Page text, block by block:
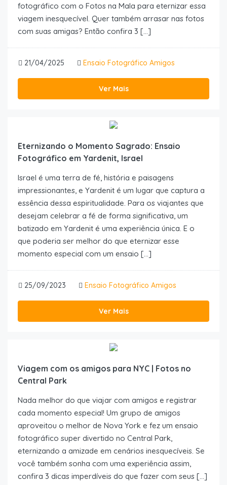
fotográfico com o Fotos na Mala para eternizar essa
viagem inesquecível. Quer também arrasar nas fotos
com suas amigas? Então confira 3 […]
21/04/2025 Ensaio Fotográfico Amigos
Ver Mais
Eternizando o Momento Sagrado: Ensaio
Fotográfico em Yardenit, Israel
Israel é uma terra de fé, história e paisagens
impressionantes, e Yardenit é um lugar que captura a
essência dessa espiritualidade. Para os viajantes que
desejam celebrar a fé de forma significativa, um
batizado em Yardenit é uma experiência única. E o
que poderia ser melhor do que eternizar esse
momento especial com um ensaio […]
25/09/2023 Ensaio Fotográfico Amigos
Ver Mais
Viagem com os amigos para NYC | Fotos no
Central Park
Nada melhor do que viajar com amigos e registrar
cada momento especial! Um grupo de amigos
aproveitou o melhor de Nova York e fez um ensaio
fotográfico super divertido no Central Park,
eternizando a amizade em cenários inesquecíveis. Se
você também sonha com uma experiência assim,
confira 3 dicas imperdíveis do que fazer com seus […]